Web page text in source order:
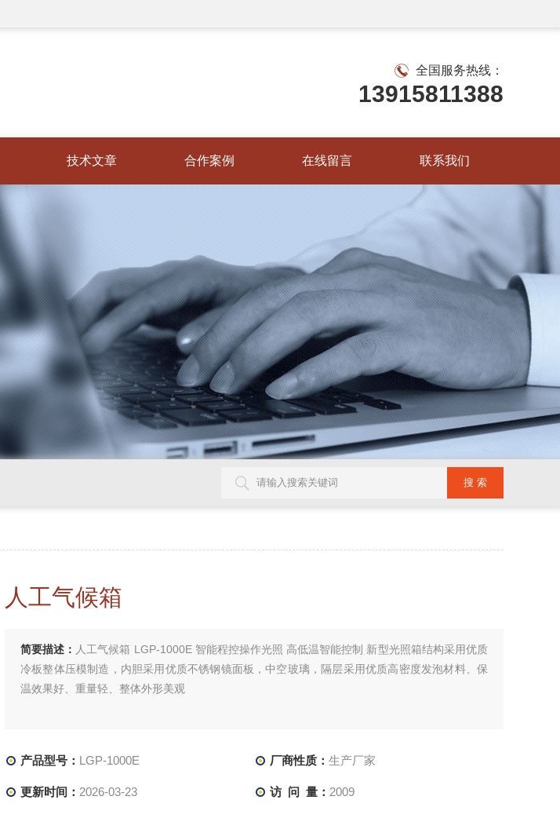
全国服务热线：
13915811388
技术文章 合作案例 在线留言 联系我们
人工气候箱
简要描述： 人工气候箱 LGP-1000E 智能程控操作光照 高低温智能控制 新型光照箱结构采用优质
冷板整体压模制造，内胆采用优质不锈钢镜面板，中空玻璃，隔层采用优质高密度发泡材料、保
温效果好、重量轻、整体外形美观
产品型号： LGP-1000E 厂商性质： 生产厂家
更新时间： 2026-03-23 访 问 量： 2009